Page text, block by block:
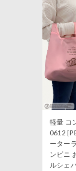
軽量 コ
0612
ーター
ンビニ
ルシェ